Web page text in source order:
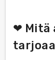
❤ Mitä